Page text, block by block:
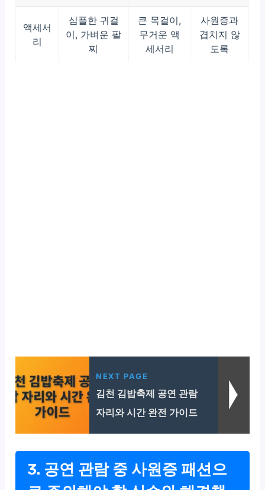
액세서
리
심플한 귀걸
이, 가벼운 팔
찌
큰 목걸이,
무거운 액
세서리
사원증과
겹치지 않
도록
NEXT PAGE
김천 김밥축제 공연 관람
자리와 시간 완전 가이드
3. 공연 관람 중 사원증 패션으